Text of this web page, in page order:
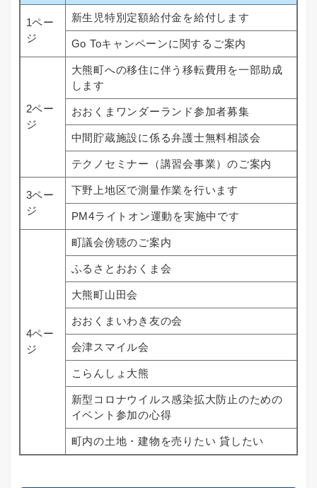
1ペー
ジ
新生児特別定額給付金を給付します
Go Toキャンペーンに関するご案内
2ペー
ジ
大熊町への移住に伴う移転費用を一部助成
します
おおくまワンダーランド参加者募集
中間貯蔵施設に係る弁護士無料相談会
テクノセミナー（講習会事業）のご案内
3ペー
ジ
下野上地区で測量作業を行います
PM4ライトオン運動を実施中です
4ペー
ジ
町議会傍聴のご案内
ふるさとおおくま会
大熊町山田会
おおくまいわき友の会
会津スマイル会
こらんしょ大熊
新型コロナウイルス感染拡大防止のための
イベント参加の心得
町内の土地・建物を売りたい 貸したい